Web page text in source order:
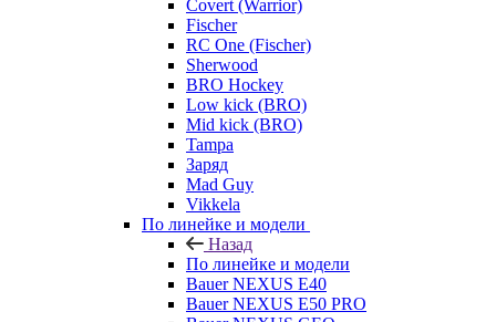
Covert (Warrior)
Fischer
RC One (Fischer)
Sherwood
BRO Hockey
Low kick (BRO)
Mid kick (BRO)
Tampa
Заряд
Mad Guy
Vikkela
По линейке и модели
Назад
По линейке и модели
Bauer NEXUS E40
Bauer NEXUS E50 PRO